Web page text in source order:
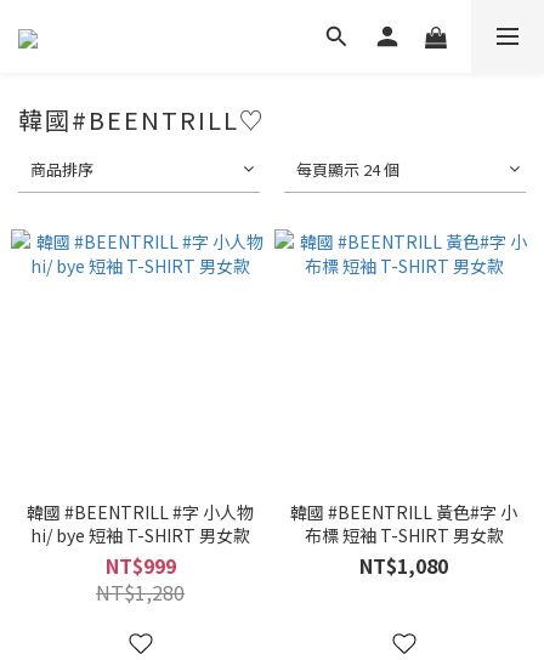
韓國#BEENTRILL♡
商品排序 每頁顯示 24 個
韓國 #BEENTRILL #字 小人物
hi/ bye 短袖 T-SHIRT 男女款
NT$999
NT$1,280
韓國 #BEENTRILL 黃色#字 小
布標 短袖 T-SHIRT 男女款
NT$1,080